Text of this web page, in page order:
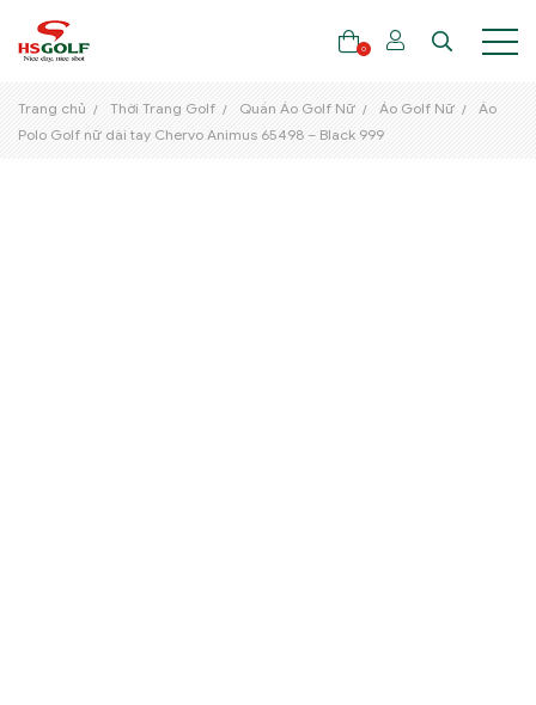
0
Trang chủ Thời Trang Golf Quần Áo Golf Nữ Áo Golf Nữ
Áo
Polo Golf nữ dài tay Chervo Animus 65498 – Black 999